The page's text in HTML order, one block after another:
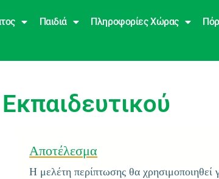
Παιδιά Πληροφορίες Χώρας
Αποτέλεσμα
Η μελέτη περίπτωσης θα χρησιμοποιηθεί